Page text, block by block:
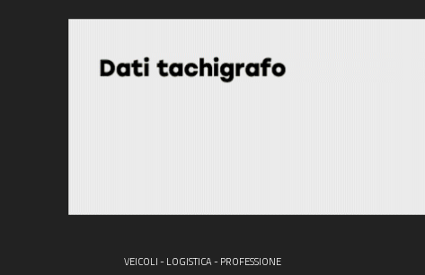
VEICOLI - LOGISTICA - PROFESSIONE